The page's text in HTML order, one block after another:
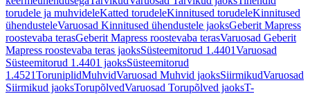
torudele ja muhvideleKatted torudeleKinnitused torudeleKinnitused
ühendusteleVaruosad Kinnitused ühendustele jaoksGeberit Mapress
roostevaba terasGeberit Mapress roostevaba terasVaruosad Geberit
Mapress roostevaba teras jaoksSüsteemitorud 1.4401Varuosad
Süsteemitorud 1.4401 jaoksSüsteemitorud
1.4521ToruniplidMuhvidVaruosad Muhvid jaoksSiirmikudVaruosad
Siirmikud jaoksTorupõlvedVaruosad Torupõlved jaoksT-